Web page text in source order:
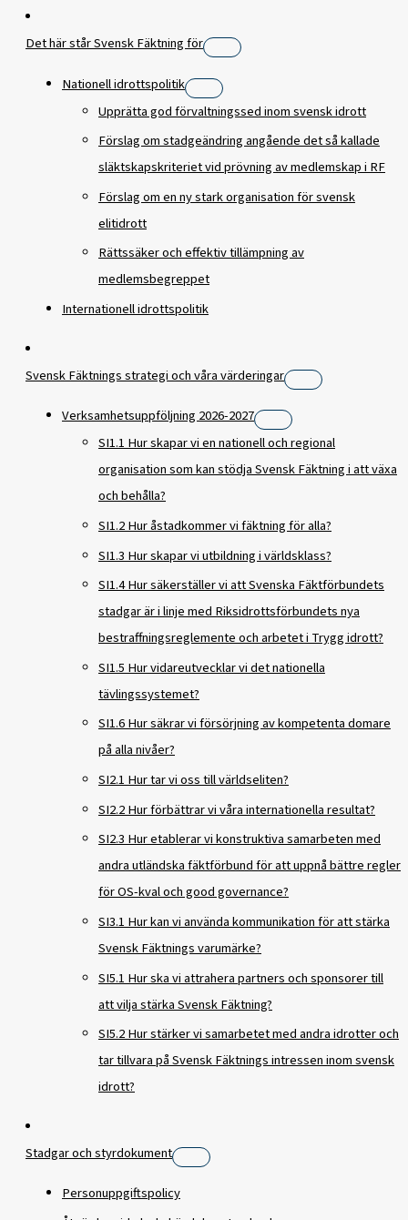
Det här står Svensk Fäktning för
Nationell idrottspolitik
Upprätta god förvaltningssed inom svensk idrott
Förslag om stadgeändring angående det så kallade
släktskapskriteriet vid prövning av medlemskap i RF
Förslag om en ny stark organisation för svensk
elitidrott
Rättssäker och effektiv tillämpning av
medlemsbegreppet
Internationell idrottspolitik
Svensk Fäktnings strategi och våra värderingar
Verksamhetsuppföljning 2026-2027
SI1.1 Hur skapar vi en nationell och regional
organisation som kan stödja Svensk Fäktning i att växa
och behålla?
SI1.2 Hur åstadkommer vi fäktning för alla?
SI1.3 Hur skapar vi utbildning i världsklass?
SI1.4 Hur säkerställer vi att Svenska Fäktförbundets
stadgar är i linje med Riksidrottsförbundets nya
bestraffningsreglemente och arbetet i Trygg idrott?
SI1.5 Hur vidareutvecklar vi det nationella
tävlingssystemet?
SI1.6 Hur säkrar vi försörjning av kompetenta domare
på alla nivåer?
SI2.1 Hur tar vi oss till världseliten?
SI2.2 Hur förbättrar vi våra internationella resultat?
SI2.3 Hur etablerar vi konstruktiva samarbeten med
andra utländska fäktförbund för att uppnå bättre regler
för OS-kval och good governance?
SI3.1 Hur kan vi använda kommunikation för att stärka
Svensk Fäktnings varumärke?
SI5.1 Hur ska vi attrahera partners och sponsorer till
att vilja stärka Svensk Fäktning?
SI5.2 Hur stärker vi samarbetet med andra idrotter och
tar tillvara på Svensk Fäktnings intressen inom svensk
idrott?
Stadgar och styrdokument
Personuppgiftspolicy